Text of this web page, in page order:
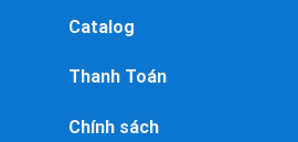
Catalog
Thanh Toán
Chính sách